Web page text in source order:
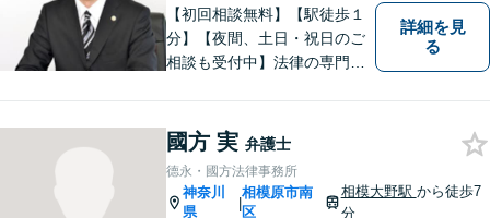
【初回相談無料】【駅徒歩１
分】【夜間、土日・祝日のご
相談も受付中】法律の専門家
詳細を見
る
國方 実 弁護士
德永・國方法律事務所
神奈川
県
|
相模原市南
区
相模大野駅 から徒歩7
分